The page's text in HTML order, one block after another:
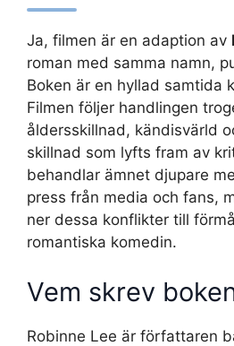
Ja, filmen är en adaption av
roman med samma namn,
Boken är en hyllad samtida
Filmen följer handlingen
åldersskillnad, kändisvärld
skillnad som lyfts fram av
behandlar ämnet djupare
press från media och fans,
ner dessa konflikter till
romantiska komedin.
Vem skrev
Robinne Lee är författaren